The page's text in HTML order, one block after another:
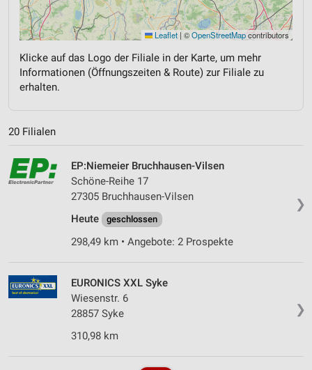
Leaflet | ©OpenStreetMapcontributors
Klicke auf das Logo der Filiale in der Karte, um mehr
Informationen (Öffnungszeiten & Route) zur Filiale zu
erhalten.
20 Filialen
❯
EP:Niemeier Bruchhausen-Vilsen
Schöne-Reihe 17
27305 Bruchhausen-Vilsen
Heute
geschlossen
298,49 km • Angebote: 2 Prospekte
❯
EURONICS XXL Syke
Wiesenstr. 6
28857 Syke
310,98 km